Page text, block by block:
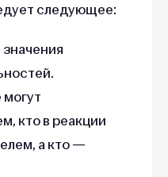
следующее:
могут
кто в реакции
а кто —